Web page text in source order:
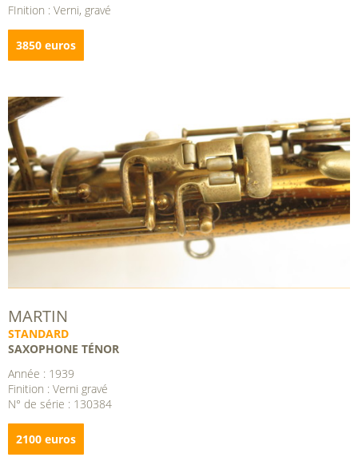
FInition : Verni, gravé
3850 euros
MARTIN
STANDARD
SAXOPHONE TÉNOR
Année : 1939
Finition : Verni gravé
N° de série : 130384
2100 euros